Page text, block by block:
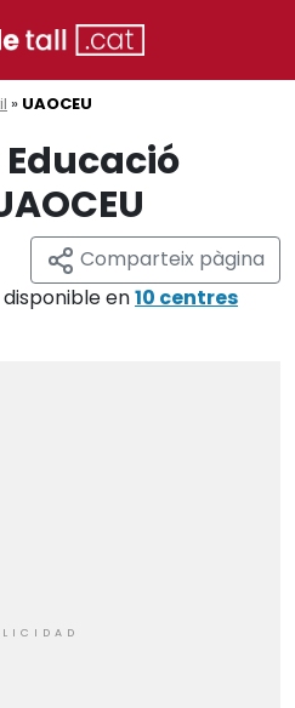
» UAOCEU
Comparteix pàgina
en10 centres